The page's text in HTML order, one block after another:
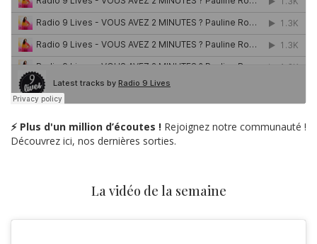
⚡ Plus d'un million d’écoutes ! Rejoignez notre communauté !
Découvrez ici, nos dernières sorties.
La vidéo de la semaine